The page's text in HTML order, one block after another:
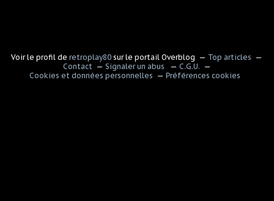
Voir le profil deretroplay80 sur le portail Overblog
Top articles
Contact
Signaler un abus
C.G.U.
Cookies et données personnelles
Préférences cookies